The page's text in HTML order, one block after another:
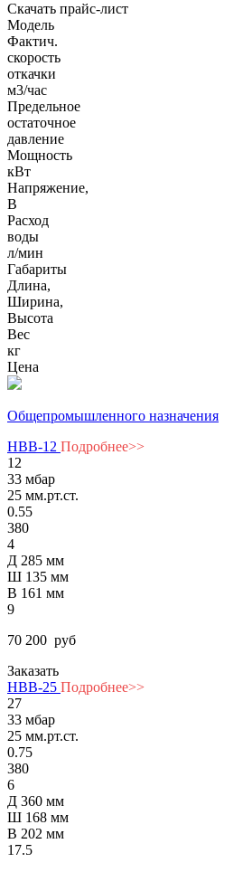
Скачать прайс-лист
Модель
Фактич.
скорость
откачки
м3/час
Предельное
остаточное
давление
Мощность
кВт
Напряжение,
В
Расход
воды
л/мин
Габариты
Длина,
Ширина,
Высота
Вес
кг
Цена
Общепромышленного назначения
НВВ-12 Подробнее>>
12
33 мбар
25 мм.рт.ст.
0.55
380
4
Д 285 мм
Ш 135 мм
В 161 мм
9
70 200 руб
Заказать
НВВ-25 Подробнее>>
27
33 мбар
25 мм.рт.ст.
0.75
380
6
Д 360 мм
Ш 168 мм
В 202 мм
17.5